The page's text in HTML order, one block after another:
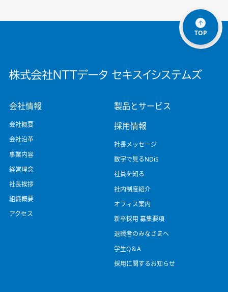
TOP
会社情報
会社概要
会社沿革
事業内容
経営理念
社長挨拶
組織概要
アクセス
製品とサービス
採用情報
社長メッセージ
数字で見るNDiS
社員を知る
社内制度紹介
オフィス案内
新卒採用 募集要項
退職者のみなさまへ
学生Q＆A
採用に関するお知らせ